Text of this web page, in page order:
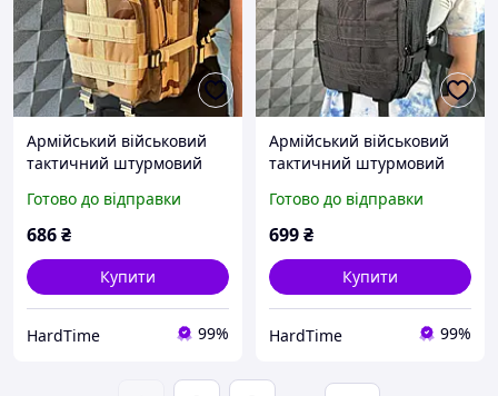
Армійський військовий
тактичний штурмовий
сніг камуфляж
Готово до відправки
686₴
Купити
HardTime 99%
Армійський військовий
тактичний штурмовий
Готово до відправки
699₴
Купити
HardTime 99%